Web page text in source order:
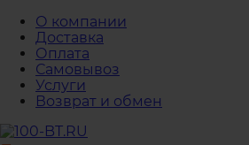
О компании
Доставка
Оплата
Самовывоз
Услуги
Возврат и обмен